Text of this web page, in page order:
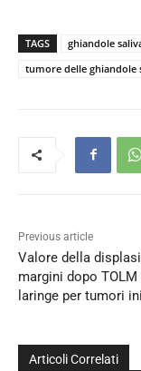
TAGS ghiandole
tumore delle ghiandole
Previous article
Valore della
margini dopo TOLM
laringe per tumori
Articoli Correlati